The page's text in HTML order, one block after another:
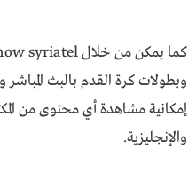
وبطولات كرة القدم بالبث
إمكانية مشاهدة أي محتوى من
والإنجليزية.